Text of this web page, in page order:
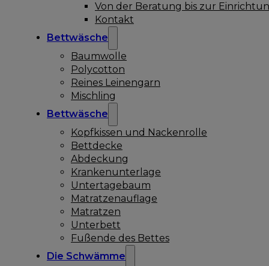
Von der Beratung bis zur
Kontakt
Bettwäsche
Baumwolle
Polycotton
Reines Leinengarn
Mischling
Bettwäsche
Kopfkissen und Nackenrolle
Bettdecke
Abdeckung
Krankenunterlage
Untertagebaum
Matratzenauflage
Matratzen
Unterbett
Fußende des Bettes
Die Schwämme